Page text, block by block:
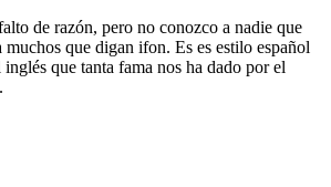
de razón, pero no conozco a nadie que
que digan ifon. Es es estilo español
que tanta fama nos ha dado por el